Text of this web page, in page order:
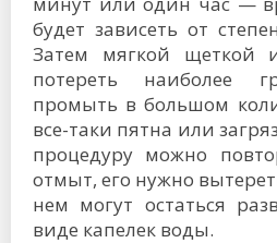
будет зависеть от
Затем мягкой щеткой
потереть наиболее
промыть в большом
все-таки пятна или
процедуру можно
отмыт, его нужно
нем могут остаться
виде капелек воды.